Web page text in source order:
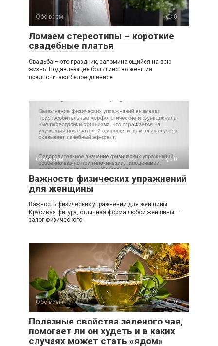
Обо всем 0
Ломаем стереотипы – короткие
свадебные платья
Свадьба – это праздник, запоминающийся на всю
жизнь. Подавляющее большинство женщин
предпочитают белое длинное
Обо всем 0
Важность физических упражнений
для женщины
Важность физических упражнений для женщины
Красивая фигура, отличная форма любой женщины —
залог физического
Обо всем 0
Полезные свойства зеленого чая,
помогает ли он худеть и в каких
случаях может стать «ядом»